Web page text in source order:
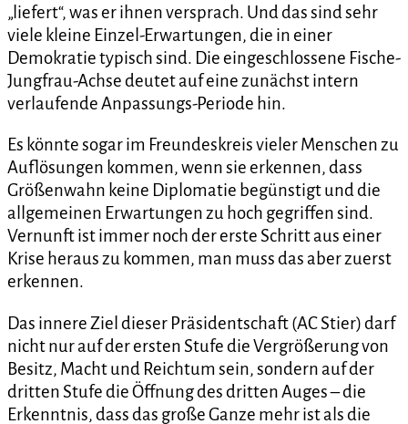
„liefert“, was er ihnen versprach. Und das sind sehr
viele kleine Einzel-Erwartungen, die in einer
Demokratie typisch sind. Die eingeschlossene Fische-
Jungfrau-Achse deutet auf eine zunächst intern
verlaufende Anpassungs-Periode hin.
Es könnte sogar im Freundeskreis vieler Menschen zu
Auflösungen kommen, wenn sie erkennen, dass
Größenwahn keine Diplomatie begünstigt und die
allgemeinen Erwartungen zu hoch gegriffen sind.
Vernunft ist immer noch der erste Schritt aus einer
Krise heraus zu kommen, man muss das aber zuerst
erkennen.
Das innere Ziel dieser Präsidentschaft (AC Stier) darf
nicht nur auf der ersten Stufe die Vergrößerung von
Besitz, Macht und Reichtum sein, sondern auf der
dritten Stufe die Öffnung des dritten Auges – die
Erkenntnis, dass das große Ganze mehr ist als die